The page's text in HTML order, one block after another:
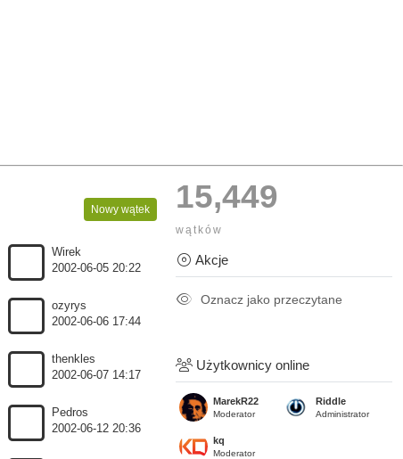
Nowy wątek
Wirek
2002-06-05 20:22
ozyrys
2002-06-06 17:44
thenkles
2002-06-07 14:17
Pedros
2002-06-12 20:36
15,449
wątków
Akcje
Oznacz jako przeczytane
Użytkownicy online
MarekR22
Moderator
Riddle
Administrator
kq
Moderator